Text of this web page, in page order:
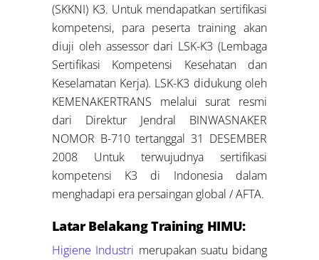
(SKKNI) K3. Untuk mendapatkan sertifikasi
kompetensi, para peserta training akan
diuji oleh assessor dari LSK-K3 (Lembaga
Sertifikasi Kompetensi Kesehatan dan
Keselamatan Kerja). LSK-K3 didukung oleh
KEMENAKERTRANS melalui surat resmi
dari Direktur Jendral BINWASNAKER
NOMOR B-710 tertanggal 31 DESEMBER
2008 Untuk terwujudnya sertifikasi
kompetensi K3 di Indonesia dalam
menghadapi era persaingan global / AFTA.
Latar Belakang Training HIMU:
Higiene Industri merupakan suatu bidang